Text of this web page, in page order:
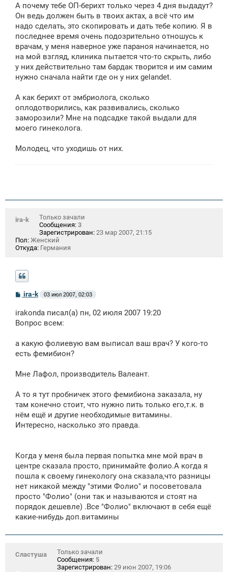
А почему тебе ОП-берихт только через 4 дня выдадут?
Он ведь должен быть в твоих актах, а всё что им
надо сделать, это скопировать и дать тебе копию. Я в
последнее время очень подозрительно отношусь к
врачам, у меня наверное уже параноя начинается, но
на мой взгляд, клиника пытается что-то скрыть, либо
у них действительно там бардак творится и им самим
нужно сначала найти где он у них gelandet.
А как берихт от эмбриолога, сколько
оплодотворились, как развивались, сколько
заморозили? Мне на подсадке такой выдали для
моего гинеколога.
Молодец, что уходишь от них.
ira-k
Только зачали
Сообщения: 3
Зарегистрирован: 23 мар 2007, 21:15
Пол: Женский
Откуда: Германия
С
о
б
щ
и
ira-k 03 июл 2007, 02:03
irakonda писал(а) пн, 02 июля 2007 19:20
Вопрос всем:
а какую фолиевую вам выписал ваш врач? У кого-то
есть фемибион?
Мне Лафол, производитель Валеант.
А то я тут пробничек этого фемибиона заказала, ну
там конечно стоит, что нужно пить только его,т.к. в
нём ещё и другие необходимые витамины.
Интересно, насколько это правда.
Когда у меня была первая попытка мне мой врач в
центре сказала просто, принимайте фолио.А когда я
пошла к своему гинекологу она сказала,что разницы
нет никакой между "этими Фолио" и посоветовала
просто "Фолио" (они так и называются и стоят на
порядок дешевле) .Все "Фолио" включают в себя ещё
какие-нибудь доп.витамины
Сластуша
Только зачали
Сообщения: 5
Зарегистрирован: 29 июн 2007, 19:06